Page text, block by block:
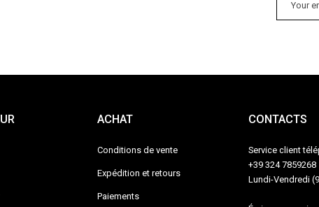
ACHAT
Conditions de vente
Expédition et retours
Paiements
CONTACTS
Service client
+39 324 7859268
Lundi-Vendredi